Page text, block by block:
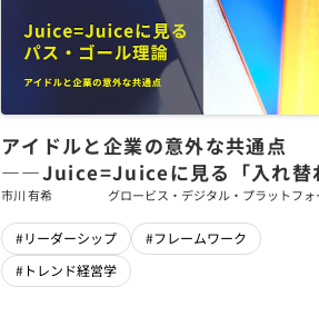
アイドルと企業の意外な共通点
――Juice=Juiceに見る「入れ替
強いチーム」をつくるパス・ゴー
市川 有希
グロービス・デジタル・プラットフ
#リーダーシップ
#フレームワーク
#トレンド経営学